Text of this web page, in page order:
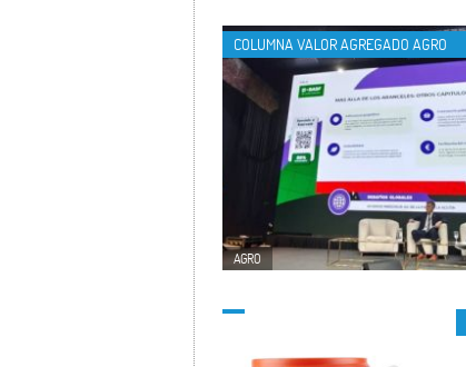
AGRO
COLUMNA VALOR AGREGADO AGRO